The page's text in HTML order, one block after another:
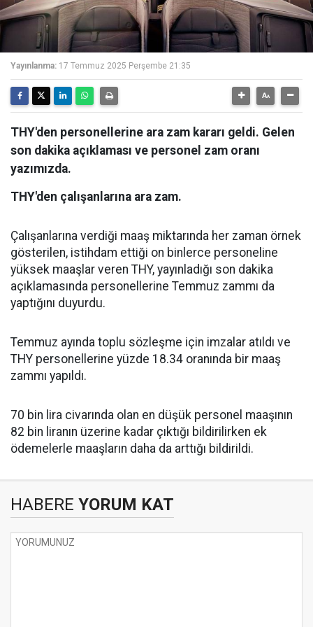
Yayınlanma: 17 Temmuz 2025 Perşembe 21:35
THY'den personellerine ara zam kararı geldi. Gelen
son dakika açıklaması ve personel zam oranı
yazımızda.
THY'den çalışanlarına ara zam.
Çalışanlarına verdiği maaş miktarında her zaman örnek
gösterilen, istihdam ettiği on binlerce personeline
yüksek maaşlar veren THY, yayınladığı son dakika
açıklamasında personellerine Temmuz zammı da
yaptığını duyurdu.
Temmuz ayında toplu sözleşme için imzalar atıldı ve
THY personellerine yüzde 18.34 oranında bir maaş
zammı yapıldı.
70 bin lira civarında olan en düşük personel maaşının
82 bin liranın üzerine kadar çıktığı bildirilirken ek
ödemelerle maaşların daha da arttığı bildirildi.
HABERE YORUM KAT